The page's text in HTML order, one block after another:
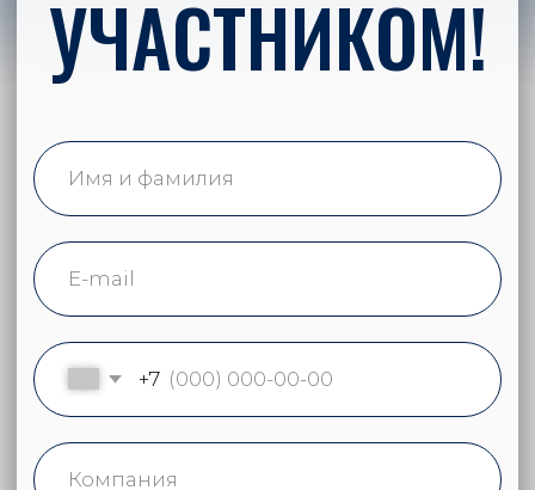
2025 I Лето
Читать пост-релиз
24 сентября 2025 года в Москве прошел 52-й
Международный Форум «Обращение
медицинских изделий в России и ЕАЭС».